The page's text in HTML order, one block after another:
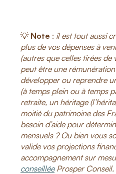
💡 Note : il est tout aussi
plus de vos dépenses à
(autres que celles tirées
peut être une
développer ou reprendre
(à temps plein ou à temps
retraite, un héritage
moitié du patrimoine des
besoin d’aide pour
mensuels ? Ou bien vous
valide vos projections
accompagnement sur
conseilléeProsper Conseil.